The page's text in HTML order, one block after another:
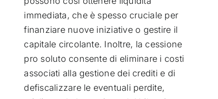
immediata, che è spesso cruciale per
finanziare nuove iniziative o gestire il
capitale circolante. Inoltre, la cessione
pro soluto consente di eliminare i costi
associati alla gestione dei crediti e di
defiscalizzare le eventuali perdite,